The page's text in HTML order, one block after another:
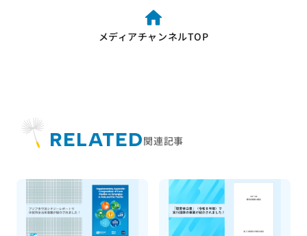
メディアチャンネルTOP
RELATED関連記事